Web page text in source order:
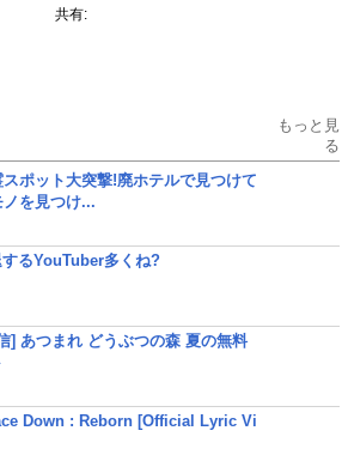
共有:
もっと見
る
ポット大突撃!廃ホテルで見つけて
を見つけ...
るYouTuber多くね?
] あつまれ どうぶつの森 夏の無料
Down : Reborn [Official Lyric Vi